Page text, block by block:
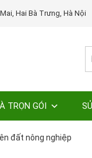
Hai Bà Trưng, Hà Nội
TRỌN GÓI
đất nông nghiệp